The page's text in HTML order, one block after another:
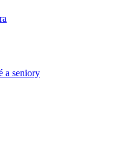
a seniory